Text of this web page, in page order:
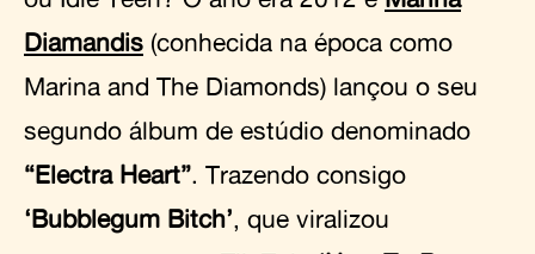
Diamandis (conhecida na época como
Marina and The Diamonds) lançou o seu
segundo álbum de estúdio denominado
“Electra Heart”. Trazendo consigo
‘Bubblegum Bitch’, que viralizou